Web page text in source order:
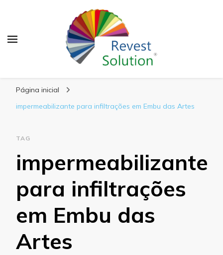
Página inicial
impermeabilizante para infiltrações em Embu das Artes
TAG
impermeabilizante
para infiltrações
em Embu das
Artes